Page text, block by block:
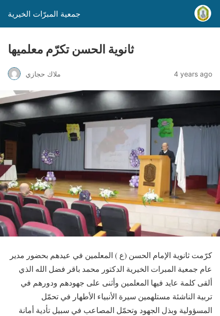
جمعية المبرّات الخيرية
ثانوية الحسن تكرّم معلميها
ملاك حجازي 4 years ago
كرّمت ثانوية الإمام الحسن (ع ) المعلمين في عيدهم بحضور مدير
عام جمعية المبرات الخيرية الدكتور محمد باقر فضل الله الذي
ألقى كلمة عايد فيها المعلمين وأثنى على جهودهم ودورهم في
تربية الناشئة مستلهمين سيرة الأنبياء الأطهار في تحمّل
المسؤولية وبذل الجهود وتحمّل المصاعب في سبيل تأدية أمانة